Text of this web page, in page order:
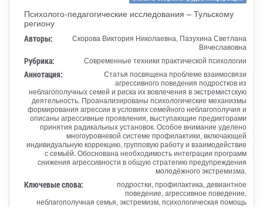
Психолого-педагогические исследования – Тульскому
региону
Авторы:
Скорова Виктория Николаевна, Пазухина Светлана
Вячеславовна
Рубрика: Современные техники практической психологии
Аннотация:
Статья посвящена проблеме взаимосвязи
агрессивного поведения подростков из
неблагополучных семей и риска их вовлечения в экстремистскую
деятельность. Проанализированы психологические механизмы
формирования агрессии в условиях семейного неблагополучия и
описаны агрессивные проявления, выступающие предикторами
принятия радикальных установок. Особое внимание уделено
многоуровневой системе профилактики, включающей
индивидуальную коррекцию, групповую работу и взаимодействие
с семьёй. Обоснована необходимость интеграции программ
снижения агрессивности в общую стратегию предупреждения
молодёжного экстремизма.
Ключевые слова:
подростки, профилактика, девиантное
поведение, агрессивное поведение,
неблагополучная семья, экстремизм, психологическая помощь